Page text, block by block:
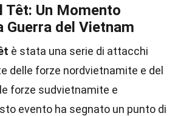
Têt: Un Momento
Guerra del Vietnam
è stata una serie di attacchi
delle forze nordvietnamite e del
forze sudvietnamite e
evento ha segnato un punto di